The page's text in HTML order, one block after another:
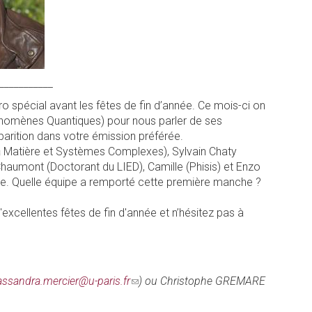
spécial avant les fêtes de fin d’année. Ce mois-ci on
Quantiques) pour nous parler de ses
dans votre émission préférée.
et Systèmes Complexes), Sylvain Chaty
(Doctorant du LIED), Camille (Phisis) et Enzo
Quelle équipe a remporté cette première manche ?
fêtes de fin d'année et n’hésitez pas à
paris.fr(link) ou Christophe GREMARE